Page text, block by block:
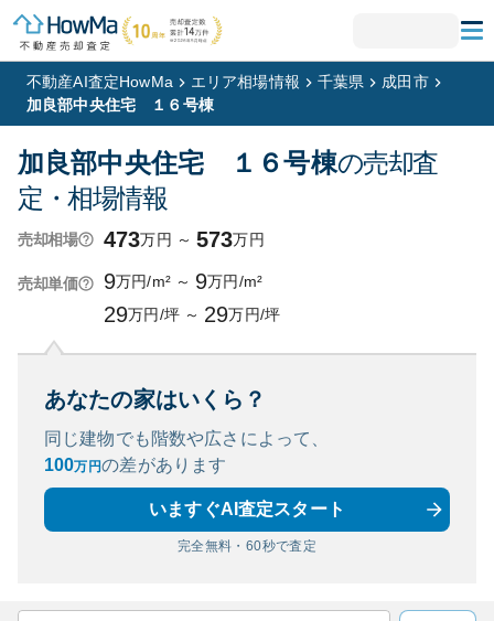
不動産AI査定HowMa エリア相場情報 千葉県
成田市
加良部中央住宅 １６号棟
加良部中央住宅 １６号棟の売却査
定・相場情報
売却相場 473万円 ～ 573万円
売却単価 9万円/m² ～ 9万円/m²
29万円/坪 ～ 29万円/坪
あなたの家はいくら？
同じ建物でも階数や広さによって、
100万円の差があります
いますぐAI査定スタート
完全無料・60秒で査定